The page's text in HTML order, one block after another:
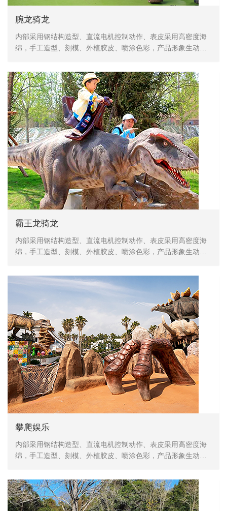
腕龙骑龙
内部采用钢结构造型、直流电机控制动作、表皮采用高密度海
绵，手工造型、刻模、外植胶皮、喷涂色彩，产品形象生动、
霸王龙骑龙
内部采用钢结构造型、直流电机控制动作、表皮采用高密度海
绵，手工造型、刻模、外植胶皮、喷涂色彩，产品形象生动、
攀爬娱乐
内部采用钢结构造型、直流电机控制动作、表皮采用高密度海
绵，手工造型、刻模、外植胶皮、喷涂色彩，产品形象生动、